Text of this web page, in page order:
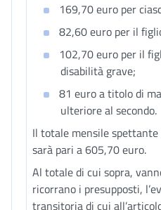
169,70 euro per
82,60 euro per il
102,70 euro per il
disabilità grave;
81 euro a titolo di
ulteriore al secondo.
Il totale mensile spettante
sarà pari a 605,70 euro.
Al totale di cui sopra,
ricorrano i presupposti,
transitoria di cui